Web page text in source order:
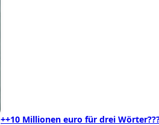
++10 Millionen euro für drei